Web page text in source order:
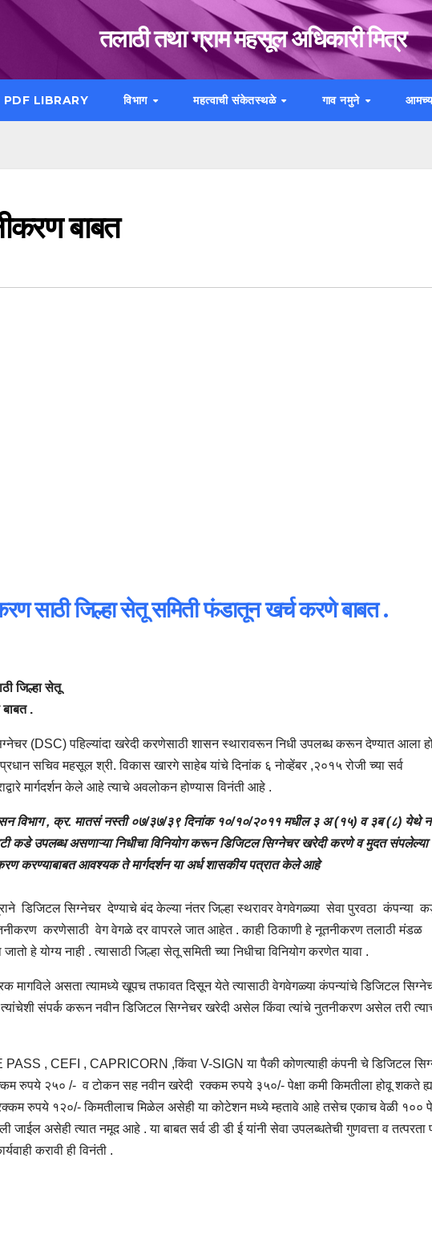
तलाठी तथा ग्राम महसूल अधिकारी मित्र
PDF LIBRARY विभाग महत्वाची संकेतस्थळे गाव नमुने
बाबत
साठी जिल्हा सेतू समिती फंडातून खर्च करणे बाबत .
जिल्हा सेतू
.
(DSC) पहिल्यांदा खरेदी करणेसाठी शासन स्थारावरून निधी उपलब्ध करून देण्यात आला
सचिव महसूल श्री. विकास खारगे साहेब यांचे दिनांक ६ नोव्हेंबर ,२०१५ रोजी च्या सर्व
मार्गदर्शन केले आहे त्याचे अवलोकन होण्यास विनंती आहे .
विभाग , क्र. मातसं नस्ती ०७/३७/३९ दिनांक १०/१०/२०११ मधील ३ अ (१५) व ३ब (८) येथे
कडे उपलब्ध असणाऱ्या निधीचा विनियोग करून डिजिटल सिग्नेचर खरेदी करणे व मुदत संपलेल्या
करण्याबाबत आवश्यक ते मार्गदर्शन या अर्ध शासकीय पत्रात केले आहे
सिग्नेचर देण्याचे बंद केल्या नंतर जिल्हा स्थरावर वेगवेगळ्या सेवा पुरवठा कंपन्या
करणेसाठी वेग वेगळे दर वापरले जात आहेत . काही ठिकाणी हे नूतनीकरण तलाठी मंडळ
हे योग्य नाही . त्यासाठी जिल्हा सेतू समिती च्या निधीचा विनियोग करणेत यावा .
मागविले असता त्यामध्ये खूपच तफावत दिसून येते त्यासाठी वेगवेगळ्या कंपन्यांचे डिजिटल
संपर्क करून नवीन डिजिटल सिग्नेचर खरेदी असेल किंवा त्यांचे नुतनीकरण असेल तरी
, CEFI , CAPRICORN ,किंवा V-SIGN या पैकी कोणत्याही कंपनी चे डिजिटल
रुपये २५० /- व टोकन सह नवीन खरेदी रक्कम रुपये ३५०/- पेक्षा कमी किमतीला होवू शकते
रुपये १२०/- किमतीलाच मिळेल असेही या कोटेशन मध्ये म्हतावे आहे तसेच एकाच वेळी १००
असेही त्यात नमूद आहे . या बाबत सर्व डी डी ई यांनी सेवा उपलब्धतेची गुणवत्ता व तत्परता
करावी ही विनंती .